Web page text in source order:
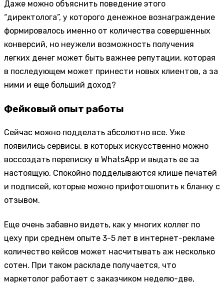
Даже можно объяснить поведение этого
“директолога”, у которого денежное вознаграждение
формировалось именно от количества совершенных
конверсий, но неужели возможность получения
легких денег может быть важнее репутации, которая
в последующем может принести новых клиентов, а за
ними и еще больший доход?
Фейковый опыт работы
Сейчас можно подделать абсолютно все. Уже
появились сервисы, в которых искусственно можно
воссоздать переписку в WhatsApp и выдать ее за
настоящую. Спокойно подделываются клише печатей
и подписей, которые можно прифотошопить к бланку с
отзывом.
Еще очень забавно видеть, как у многих коллег по
цеху при среднем опыте 3-5 лет в интернет-рекламе
количество кейсов может насчитывать аж несколько
сотен. При таком раскладе получается, что
маркетолог работает с заказчиком неделю-две,